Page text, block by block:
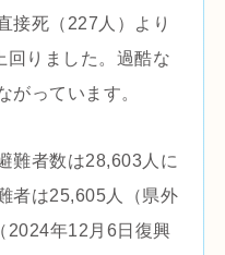
接死（227人）より
回りました。過酷な
がっています。
難者数は28,603人に
者は25,605人（県外
2024年12月6日復興